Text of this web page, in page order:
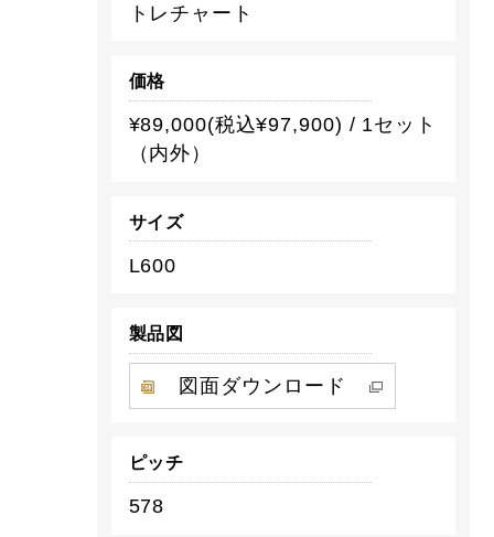
トレチャート
価格
¥89,000(税込¥97,900) / 1セット
（内外）
サイズ
L600
製品図
図面ダウンロード
ピッチ
578